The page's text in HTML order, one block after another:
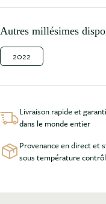
Autres millésimes
2022
Livraison rapide et
dans le monde entier
Provenance en direct et
sous température